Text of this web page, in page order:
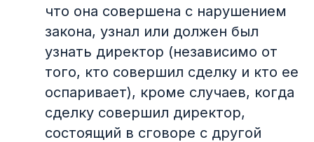
что она совершена с нарушением
закона, узнал или должен был
узнать директор (независимо от
того, кто совершил сделку и кто ее
оспаривает), кроме случаев, когда
сделку совершил директор,
состоящий в сговоре с другой